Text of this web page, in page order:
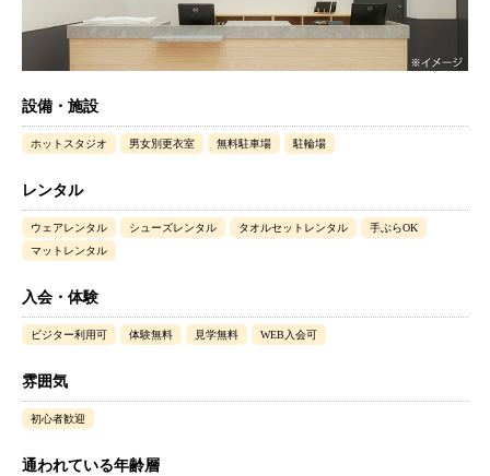
設備・施設
ホットスタジオ 男女別更衣室 無料駐車場 駐輪場
レンタル
ウェアレンタル シューズレンタル タオルセットレンタル
手ぶらOK
マットレンタル
入会・体験
ビジター利用可 体験無料 見学無料 WEB入会可
雰囲気
初心者歓迎
通われている年齢層